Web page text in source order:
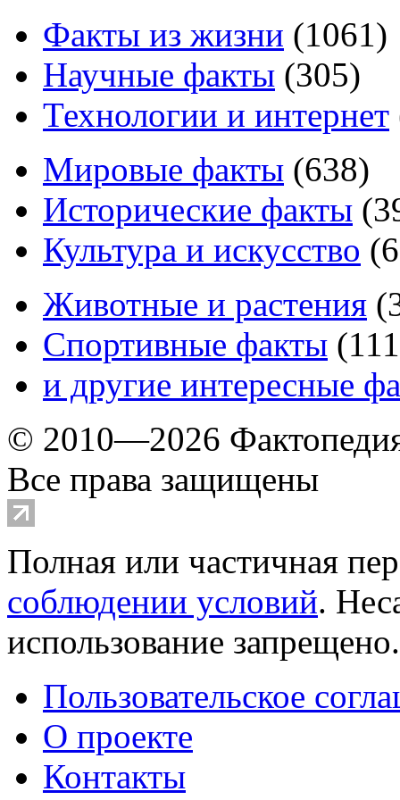
Факты из жизни (1061 )
Научные факты (305)
Технологии и интернет
Мировые факты (638)
Исторические факты (
Культура и искусство (
Животные и растения (
Спортивные факты (111
и другие интересные
© 2010—2026
Все права защищены
Полная или частичная
соблюдении условий.
использование
Пользовательское
О проекте
Контакты